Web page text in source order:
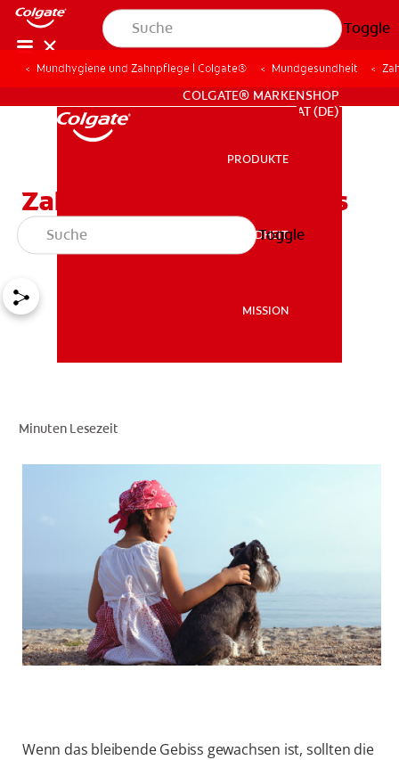
Toggle
MISSION
FÜR FACHKREISE
COLGATE® MARKENSHOP
AT (DE)
PRODUKTE
MUNDGESUNDHEIT
MISSION
Toggle
Mundhygiene und Zahnpflege | Colgate® Mundgesundheit
Zahnversiegelungen: Was
Sie wissen müssen
Minuten Lesezeit
Wenn das bleibende Gebiss gewachsen ist, sollten die